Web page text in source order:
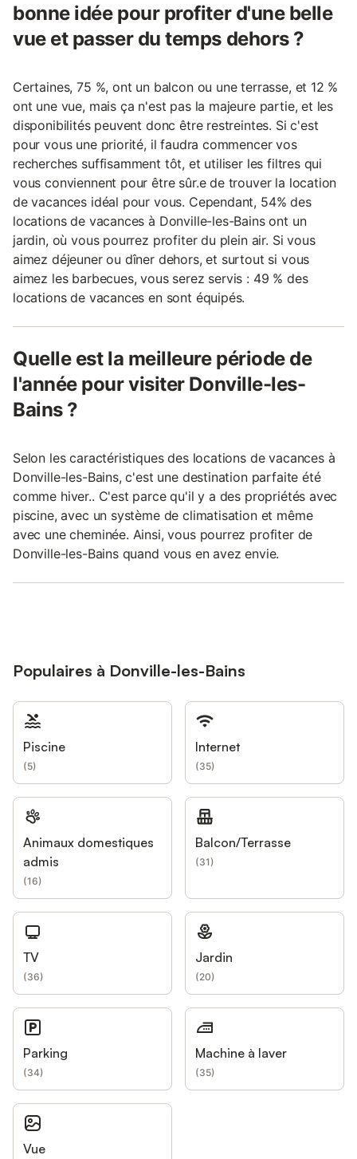
bonne idée pour profiter d'une belle
vue et passer du temps dehors ?
Certaines, 75 %, ont un balcon ou une terrasse, et 12 %
ont une vue, mais ça n'est pas la majeure partie, et les
disponibilités peuvent donc être restreintes. Si c'est
pour vous une priorité, il faudra commencer vos
recherches suffisamment tôt, et utiliser les filtres qui
vous conviennent pour être sûr.e de trouver la location
de vacances idéal pour vous. Cependant, 54% des
locations de vacances à Donville-les-Bains ont un
jardin, où vous pourrez profiter du plein air. Si vous
aimez déjeuner ou dîner dehors, et surtout si vous
aimez les barbecues, vous serez servis : 49 % des
locations de vacances en sont équipés.
Quelle est la meilleure période de
l'année pour visiter Donville-les-
Bains ?
Selon les caractéristiques des locations de vacances à
Donville-les-Bains, c'est une destination parfaite été
comme hiver.. C'est parce qu'il y a des propriétés avec
piscine, avec un système de climatisation et même
avec une cheminée. Ainsi, vous pourrez profiter de
Donville-les-Bains quand vous en avez envie.
Populaires à Donville-les-Bains
Piscine
(5)
Internet
(35)
Animaux domestiques
admis
(16)
Balcon/Terrasse
(31)
TV
(36)
Jardin
(20)
Parking
(34)
Machine à laver
(35)
Vue